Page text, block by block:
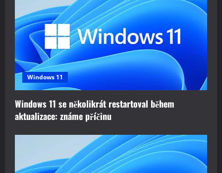
Windows 11
Windows 11 se několikrát restartoval během
aktualizace: známe příčinu